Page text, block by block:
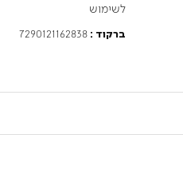
לשימוש
ברקוד :7290121162838